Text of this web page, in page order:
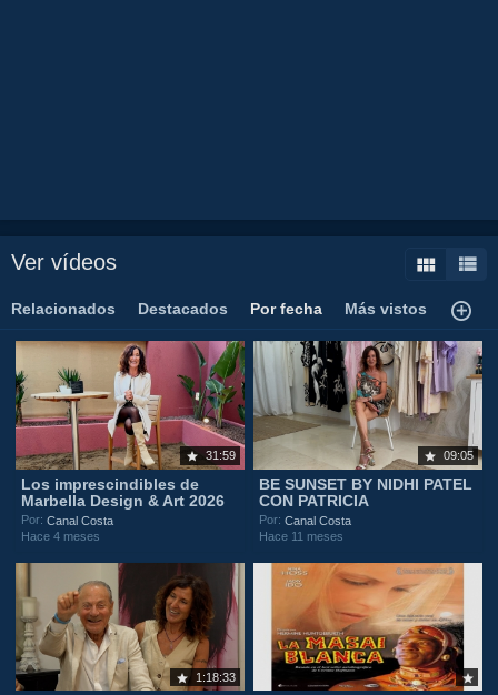
Ver vídeos
Relacionados Destacados Por fecha Más vistos
31:59
Los imprescindibles de
Marbella Design & Art 2026
Por:Canal Costa
Hace 4 meses
09:05
BE SUNSET BY NIDHI PATEL
CON PATRICIA
Por:Canal Costa
Hace 11 meses
1:18:33